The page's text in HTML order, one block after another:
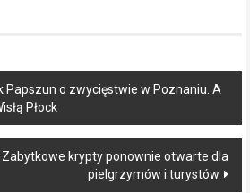
Papszun o zwycięstwie w Poznaniu. A
Płock
Zabytkowe krypty ponownie otwarte dla
pielgrzymów i turystów